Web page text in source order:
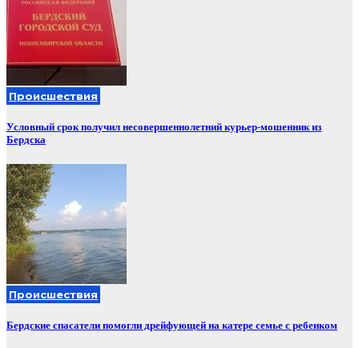
Происшествия
Условный срок получил несовершеннолетний курьер-мошенник из
Бердска
Происшествия
Бердские спасатели помогли дрейфующей на катере семье с ребенком